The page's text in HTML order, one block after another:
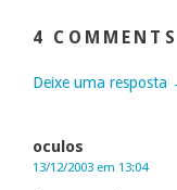
4 COMMENTS
Deixe uma resposta
oculos
13/12/2003 em 13:04